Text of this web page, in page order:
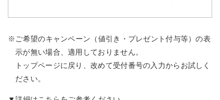
※ご希望のキャンペーン（値引き・プレゼント付与等）の表
示が無い場合、適用しておりません。
トップページに戻り、改めて受付番号の入力からお試しく
ださい。